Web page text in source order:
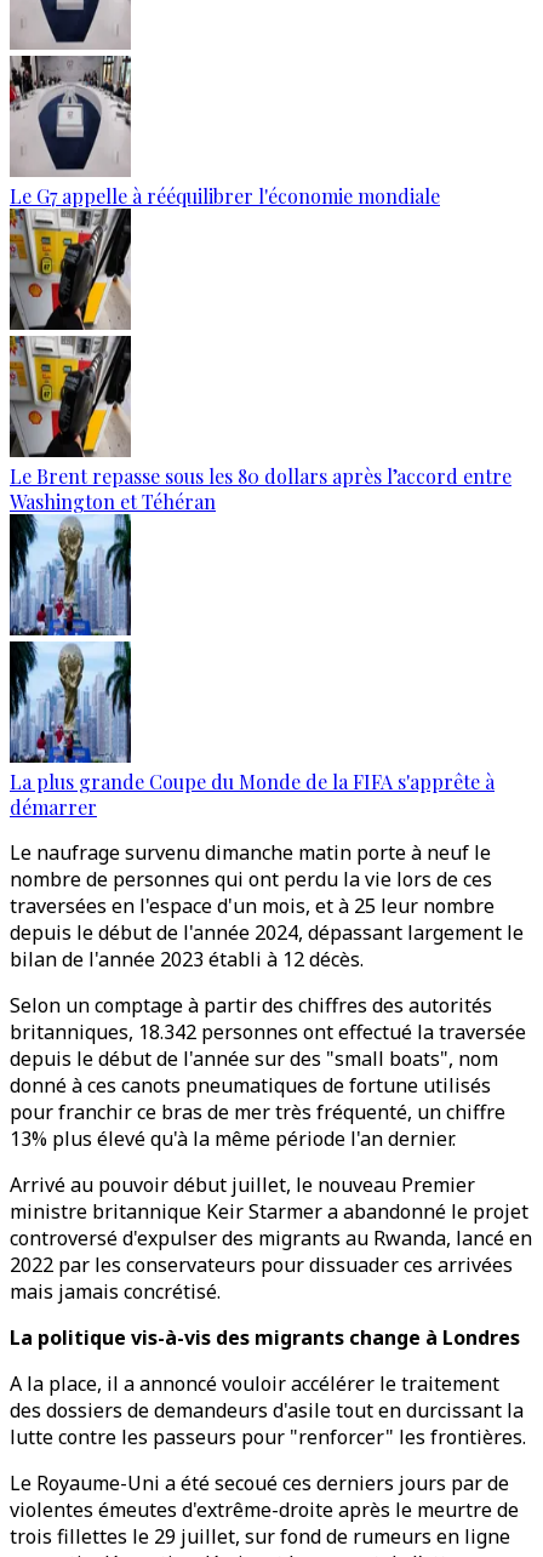
Le G7 appelle à rééquilibrer l'économie mondiale
Le Brent repasse sous les 80 dollars après l’accord entre
Washington et Téhéran
La plus grande Coupe du Monde de la FIFA s'apprête à
démarrer
Le naufrage survenu dimanche matin porte à neuf le
nombre de personnes qui ont perdu la vie lors de ces
traversées en l'espace d'un mois, et à 25 leur nombre
depuis le début de l'année 2024, dépassant largement le
bilan de l'année 2023 établi à 12 décès.
Selon un comptage à partir des chiffres des autorités
britanniques, 18.342 personnes ont effectué la traversée
depuis le début de l'année sur des "small boats", nom
donné à ces canots pneumatiques de fortune utilisés
pour franchir ce bras de mer très fréquenté, un chiffre
13% plus élevé qu'à la même période l'an dernier.
Arrivé au pouvoir début juillet, le nouveau Premier
ministre britannique Keir Starmer a abandonné le projet
controversé d'expulser des migrants au Rwanda, lancé en
2022 par les conservateurs pour dissuader ces arrivées
mais jamais concrétisé.
La politique vis-à-vis des migrants change à Londres
A la place, il a annoncé vouloir accélérer le traitement
des dossiers de demandeurs d'asile tout en durcissant la
lutte contre les passeurs pour "renforcer" les frontières.
Le Royaume-Uni a été secoué ces derniers jours par de
violentes émeutes d'extrême-droite après le meurtre de
trois fillettes le 29 juillet, sur fond de rumeurs en ligne